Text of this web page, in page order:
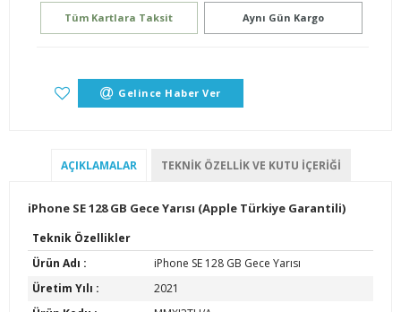
Tüm Kartlara Taksit Aynı Gün Kargo
Gelince Haber Ver
AÇIKLAMALAR TEKNIK ÖZELLIK VE KUTU İÇERIĞI
iPhone SE 128 GB Gece Yarısı (Apple Türkiye Garantili)
Teknik Özellikler
Ürün Adı :
iPhone SE 128 GB Gece Yarısı
Üretim Yılı :
2021